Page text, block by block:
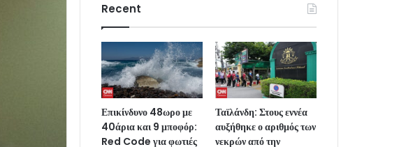
Recent
Επικίνδυνο 48ωρο με
40άρια και 9 μποφόρ:
Red Code για φωτιές
Ταϊλάνδη: Στους εννέα
αυξήθηκε ο αριθμός των
νεκρών από την